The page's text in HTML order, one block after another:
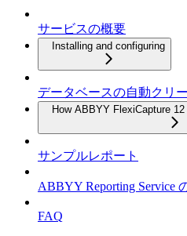
サービスの概要
Installing and configuring
データベースの自動クリ
How ABBYY FlexiCapture
サンプルレポート
ABBYY Reporting Service
FAQ